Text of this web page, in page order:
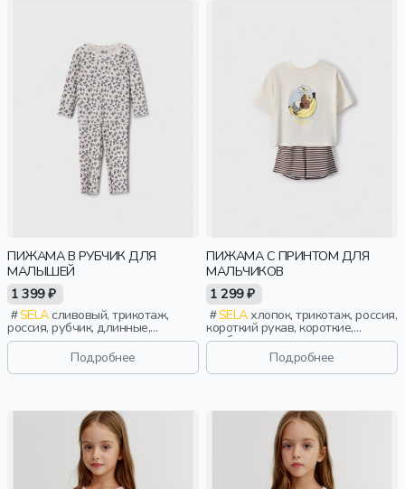
ПИЖАМА В РУБЧИК ДЛЯ
МАЛЫШЕЙ
1 399 ₽
SELAсливовый, трикотаж,
россия, рубчик, длинные,
прилегающие, застежка, кнопки,
бант, манжета, вырез, круглый
вырез, пояс, кружево,
эластичные, малыши, дети
Подробнее
ПИЖАМА С ПРИНТОМ ДЛЯ
МАЛЬЧИКОВ
1 299 ₽
SELAхлопок, трикотаж, россия,
короткий рукав, короткие,
свободные, принт, вырез,
круглый вырез, пояс, эластичные,
мальчики, детиПодробнее